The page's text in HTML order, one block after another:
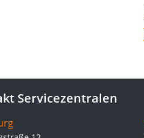
Servicezentralen